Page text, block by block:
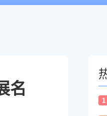
名
1